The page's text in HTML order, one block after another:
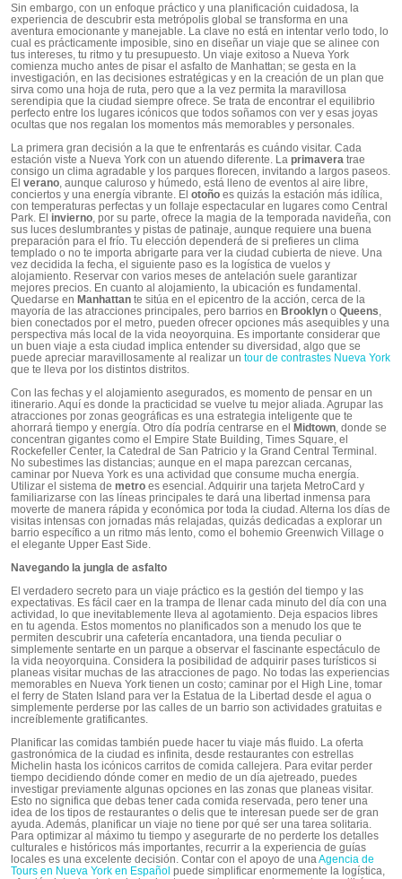
Sin embargo, con un enfoque práctico y una planificación cuidadosa, la
experiencia de descubrir esta metrópolis global se transforma en una
aventura emocionante y manejable. La clave no está en intentar verlo todo, lo
cual es prácticamente imposible, sino en diseñar un viaje que se alinee con
tus intereses, tu ritmo y tu presupuesto. Un viaje exitoso a Nueva York
comienza mucho antes de pisar el asfalto de Manhattan; se gesta en la
investigación, en las decisiones estratégicas y en la creación de un plan que
sirva como una hoja de ruta, pero que a la vez permita la maravillosa
serendipia que la ciudad siempre ofrece. Se trata de encontrar el equilibrio
perfecto entre los lugares icónicos que todos soñamos con ver y esas joyas
ocultas que nos regalan los momentos más memorables y personales.
La primera gran decisión a la que te enfrentarás es cuándo visitar. Cada
estación viste a Nueva York con un atuendo diferente. La primavera trae
consigo un clima agradable y los parques florecen, invitando a largos paseos.
El verano , aunque caluroso y húmedo, está lleno de eventos al aire libre,
conciertos y una energía vibrante. El otoño es quizás la estación más idílica,
con temperaturas perfectas y un follaje espectacular en lugares como Central
Park. El invierno , por su parte, ofrece la magia de la temporada navideña, con
sus luces deslumbrantes y pistas de patinaje, aunque requiere una buena
preparación para el frío. Tu elección dependerá de si prefieres un clima
templado o no te importa abrigarte para ver la ciudad cubierta de nieve. Una
vez decidida la fecha, el siguiente paso es la logística de vuelos y
alojamiento. Reservar con varios meses de antelación suele garantizar
mejores precios. En cuanto al alojamiento, la ubicación es fundamental.
Quedarse en Manhattan te sitúa en el epicentro de la acción, cerca de la
mayoría de las atracciones principales, pero barrios en Brooklyn o Queens
bien conectados por el metro, pueden ofrecer opciones más asequibles y una
perspectiva más local de la vida neoyorquina. Es importante considerar que
un buen viaje a esta ciudad implica entender su diversidad, algo que se
puede apreciar maravillosamente al realizar un tour de contrastes Nueva York
que te lleva por los distintos distritos.
Con las fechas y el alojamiento asegurados, es momento de pensar en un
itinerario. Aquí es donde la practicidad se vuelve tu mejor aliada. Agrupar las
atracciones por zonas geográficas es una estrategia inteligente que te
ahorrará tiempo y energía. Otro día podría centrarse en el Midtown , donde se
concentran gigantes como el Empire State Building, Times Square, el
Rockefeller Center, la Catedral de San Patricio y la Grand Central Terminal.
No subestimes las distancias; aunque en el mapa parezcan cercanas,
caminar por Nueva York es una actividad que consume mucha energía.
Utilizar el sistema de metro es esencial. Adquirir una tarjeta MetroCard y
familiarizarse con las líneas principales te dará una libertad inmensa para
moverte de manera rápida y económica por toda la ciudad. Alterna los días de
visitas intensas con jornadas más relajadas, quizás dedicadas a explorar un
barrio específico a un ritmo más lento, como el bohemio Greenwich Village o
el elegante Upper East Side.
Navegando la jungla de asfalto
El verdadero secreto para un viaje práctico es la gestión del tiempo y las
expectativas. Es fácil caer en la trampa de llenar cada minuto del día con una
actividad, lo que inevitablemente lleva al agotamiento. Deja espacios libres
en tu agenda. Estos momentos no planificados son a menudo los que te
permiten descubrir una cafetería encantadora, una tienda peculiar o
simplemente sentarte en un parque a observar el fascinante espectáculo de
la vida neoyorquina. Considera la posibilidad de adquirir pases turísticos si
planeas visitar muchas de las atracciones de pago. No todas las experiencias
memorables en Nueva York tienen un costo; caminar por el High Line, tomar
el ferry de Staten Island para ver la Estatua de la Libertad desde el agua o
simplemente perderse por las calles de un barrio son actividades gratuitas e
increíblemente gratificantes.
Planificar las comidas también puede hacer tu viaje más fluido. La oferta
gastronómica de la ciudad es infinita, desde restaurantes con estrellas
Michelin hasta los icónicos carritos de comida callejera. Para evitar perder
tiempo decidiendo dónde comer en medio de un día ajetreado, puedes
investigar previamente algunas opciones en las zonas que planeas visitar.
Esto no significa que debas tener cada comida reservada, pero tener una
idea de los tipos de restaurantes o delis que te interesan puede ser de gran
ayuda. Además, planificar un viaje no tiene por qué ser una tarea solitaria.
Para optimizar al máximo tu tiempo y asegurarte de no perderte los detalles
culturales e históricos más importantes, recurrir a la experiencia de guías
locales es una excelente decisión. Contar con el apoyo de una Agencia de
Tours en Nueva York en Español puede simplificar enormemente la logística,